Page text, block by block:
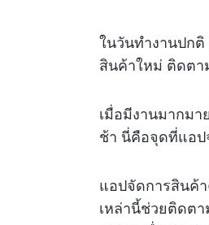
ในวันทำงานปก
สินค้าใหม่ ติดตา
เมื่อมีงานมากมา
ช้า นี่คือจุดที่แอป
แอปจัดการสินค้
เหล่านี้ช่วยติดต